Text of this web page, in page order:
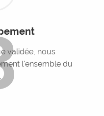
validée, nous
l'ensemble du